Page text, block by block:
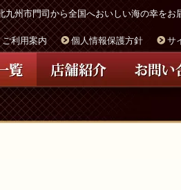
州市門司から全国へおいしい海の幸をお
ご利用案内 個人情報保護方針 サ